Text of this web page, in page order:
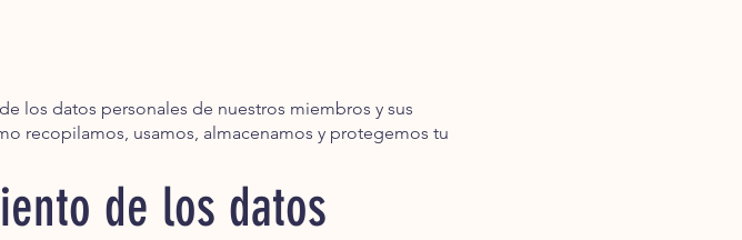
los datos personales de nuestros miembros y sus
recopilamos, usamos, almacenamos y protegemos tu
de los datos